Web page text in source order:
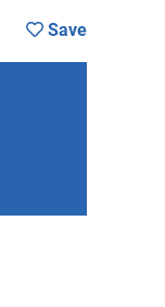
Save